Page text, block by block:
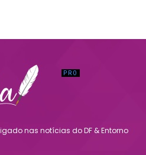
nas notícias do DF & Entorno